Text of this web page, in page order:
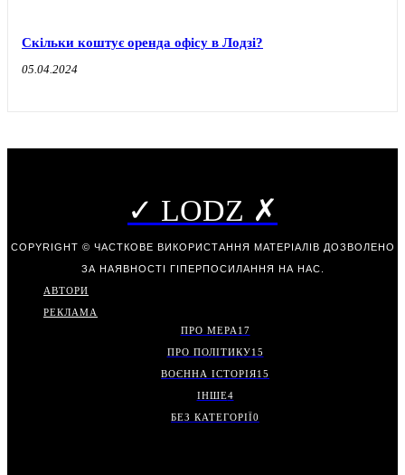
Скільки коштує оренда офісу в Лодзі?
05.04.2024
✓ LODZ ✗
COPYRIGHT © ЧАСТКОВЕ ВИКОРИСТАННЯ МАТЕРІАЛІВ ДОЗВОЛЕНО
ЗА НАЯВНОСТІ ГІПЕРПОСИЛАННЯ НА НАС.
АВТОРИ
РЕКЛАМА
ПРО МЕРА 17
ПРО ПОЛІТИКУ15
ВОЄННА ІСТОРІЯ15
ІНШЕ4
БЕЗ КАТЕГОРІЇ0